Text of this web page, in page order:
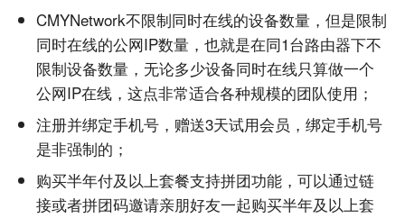
CMYNetwork不限制同时在线的设备数量，但是限制
同时在线的公网IP数量，也就是在同1台路由器下不
限制设备数量，无论多少设备同时在线只算做一个
公网IP在线，这点非常适合各种规模的团队使用；
注册并绑定手机号，赠送3天试用会员，绑定手机号
是非强制的；
购买半年付及以上套餐支持拼团功能，可以通过链
接或者拼团码邀请亲朋好友一起购买半年及以上套